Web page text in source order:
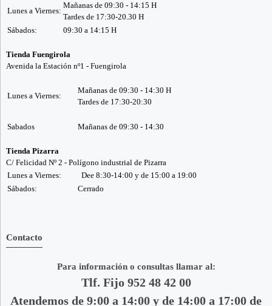
Lunes a Viernes:
Mañanas de 09:30 - 14:15 H
Tardes de 17:30-20.30 H
Sábados:
09:30 a 14:15 H
Tienda Fuengirola
Avenida la Estación nº1 - Fuengirola
Lunes a Viernes:
Mañanas de 09:30 - 14:30 H
Tardes de 17:30-20:30
Sabados Mañanas de 09:30 - 14:30
Tienda Pizarra
C/ Felicidad Nº 2 - Polígono industrial de Pizarra
Lunes a Viernes:
Dee 8:30-14:00 y de 15:00 a 19:00
Sábados:
Cerrado
Contacto
Para información o consultas llamar al:
Tlf. Fijo 952 48 42 00
Atendemos de 9:00 a 14:00 y de 14:00 a 17:00 de